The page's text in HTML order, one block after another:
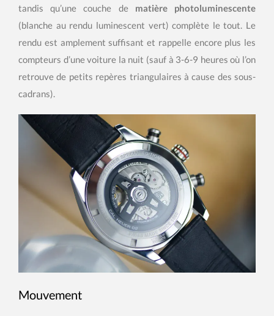
tandis qu’une couche de matière photoluminescente
(blanche au rendu luminescent vert) complète le tout. Le
rendu est amplement suffisant et rappelle encore plus les
compteurs d’une voiture la nuit (sauf à 3-6-9 heures où l’on
retrouve de petits repères triangulaires à cause des sous-
cadrans).
Mouvement